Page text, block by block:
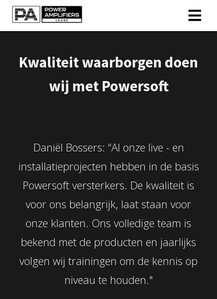
Kwaliteit waarborgen doen
wij met Powersoft
Daniël Bossers: “Al onze live - en
installatieprojecten hebben in de basis
Powersoft versterkers. De kwaliteit is
voor ons belangrijk, laat staan voor
onze klanten. Ons volledige team is
bekend met de producten en jaarlijks
volgen wij trainingen om de kennis op
niveau te houden."